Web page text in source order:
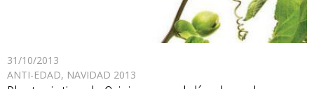
31/10/2013
ANTI-EDAD, NAVIDAD 2013